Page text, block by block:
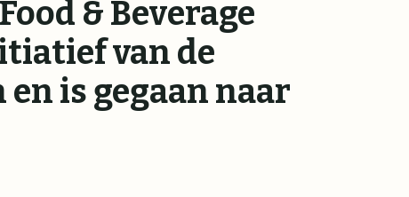
& Beverage
van de
is gegaan naar